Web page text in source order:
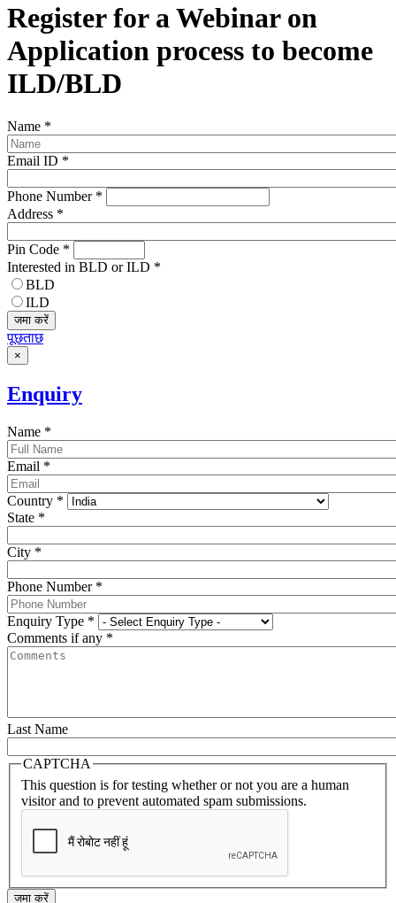
Register for a Webinar on
Application process to become
ILD/BLD
Name *
Email ID *
Phone Number *
Address *
Pin Code *
Interested in BLD or ILD *
BLD
ILD
जमा करें
पूछताछ
×
Enquiry
Name *
Email *
Country *
State *
City *
Phone Number *
Enquiry Type *
Comments if any *
Last Name
CAPTCHA
This question is for testing whether or not you are a human
visitor and to prevent automated spam submissions.
जमा करें